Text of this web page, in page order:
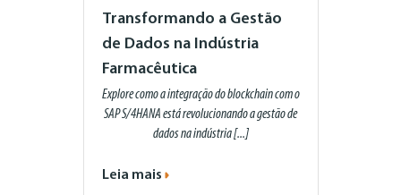
Transformando a Gestão
de Dados na Indústria
Farmacêutica
Explore como a integração do blockchain com o
SAP S/4HANA está revolucionando a gestão de
dados na indústria [...]
Leia mais